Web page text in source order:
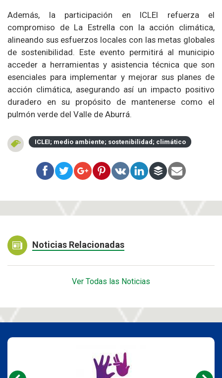
Además, la participación en ICLEI refuerza el
compromiso de La Estrella con la acción climática,
alineando sus esfuerzos locales con las metas globales
de sostenibilidad. Este evento permitirá al municipio
acceder a herramientas y asistencia técnica que son
esenciales para implementar y mejorar sus planes de
acción climática, asegurando así un impacto positivo
duradero en su propósito de mantenerse como el
pulmón verde del Valle de Aburrá.
ICLEI; medio ambiente; sostenibilidad; climático
Noticias Relacionadas
Ver Todas las Noticias